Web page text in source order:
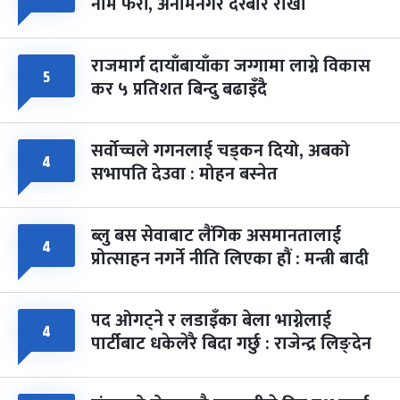
५ राजमार्ग दायाँबायाँका जग्गामा लाग्ने विकास
कर ५ प्रतिशत बिन्दु बढाइँदै
४ सर्वोच्चले गगनलाई चड्कन दियो, अबको
सभापति देउवा : मोहन बस्नेत
४ ब्लु बस सेवाबाट लैंगिक असमानतालाई
प्रोत्साहन नगर्ने नीति लिएका हौं : मन्त्री बादी
४ पद ओगट्ने र लडाइँका बेला भाग्नेलाई
पार्टीबाट धकेलेरै बिदा गर्छु : राजेन्द्र लिङ्देन